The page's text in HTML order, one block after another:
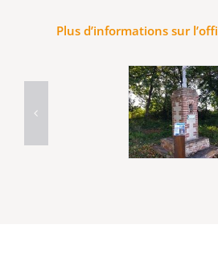
Plus d’informations sur